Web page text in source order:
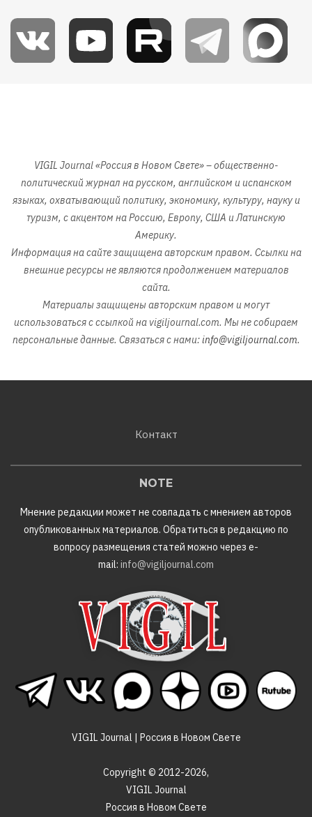
VIGIL Journal «Россия в Новом Свете» – общественно-
политический журнал на русском, английском и испанском
языках, охватывающий политику, экономику, культуру, науку и
туризм, с акцентом на Россию, Европу, США и Латинскую
Америку.
Информация на сайте защищена авторским правом. Ссылки на
внешние ресурсы не являются продолжением материалов
сайта.
Материалы защищены авторским правом и могут
использоваться с ссылкой на vigiljournal.com. Мы не собираем
персональные данные. Связаться с нами:info@vigiljournal.com.
Контакт
NOTE
Мнение редакции может не совпадать с мнением авторов
опубликованных материалов. Обратиться в редакцию по
вопросу размещения статей можно через e-
mail: info@vigiljournal.com
VIGIL Journal | Россия в Новом Свете
Copyright © 2012-2026,
VIGIL Journal
Россия в Новом Свете